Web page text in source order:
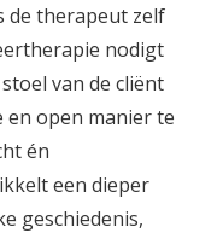
de therapeut zelf
nodigt
van de cliënt
en open manier te
én
een dieper
geschiedenis,